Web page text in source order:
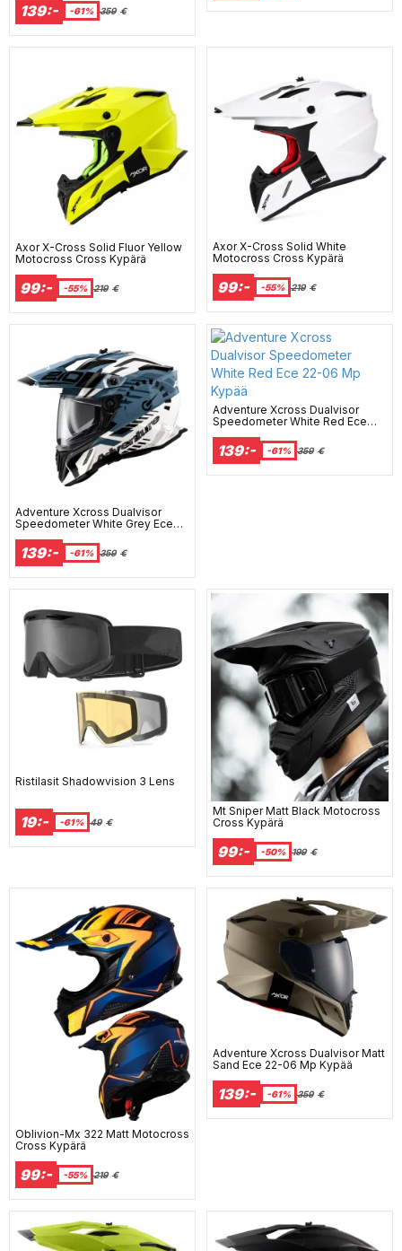
139:- -61% 359 €
Axor X-Cross Solid Fluor Yellow
Motocross Cross Kypärä
99:- -55% 219 €
Axor X-Cross Solid White
Motocross Cross Kypärä
99:- -55% 219 €
Adventure Xcross Dualvisor
Speedometer White Grey Ece
22-06 Mp Kypää
139:- -61% 359 €
Adventure Xcross Dualvisor
Speedometer White Red Ece
139:- -61% 359 €
Ristilasit Shadowvision 3 Lens
19:- -61% 49 €
Mt Sniper Matt Black Motocross
Cross Kypärä
99:- -50% 199 €
Oblivion-Mx 322 Matt Motocross
Cross Kypärä
99:- -55% 219 €
Adventure Xcross Dualvisor Matt
Sand Ece 22-06 Mp Kypää
139:- -61% 359 €